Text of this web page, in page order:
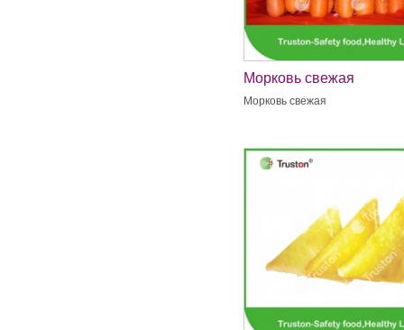
Морковь свежая
Морковь свежая